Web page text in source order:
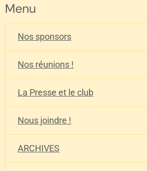
Menu
Nos sponsors
Nos réunions !
La Presse et le club
Nous joindre !
ARCHIVES